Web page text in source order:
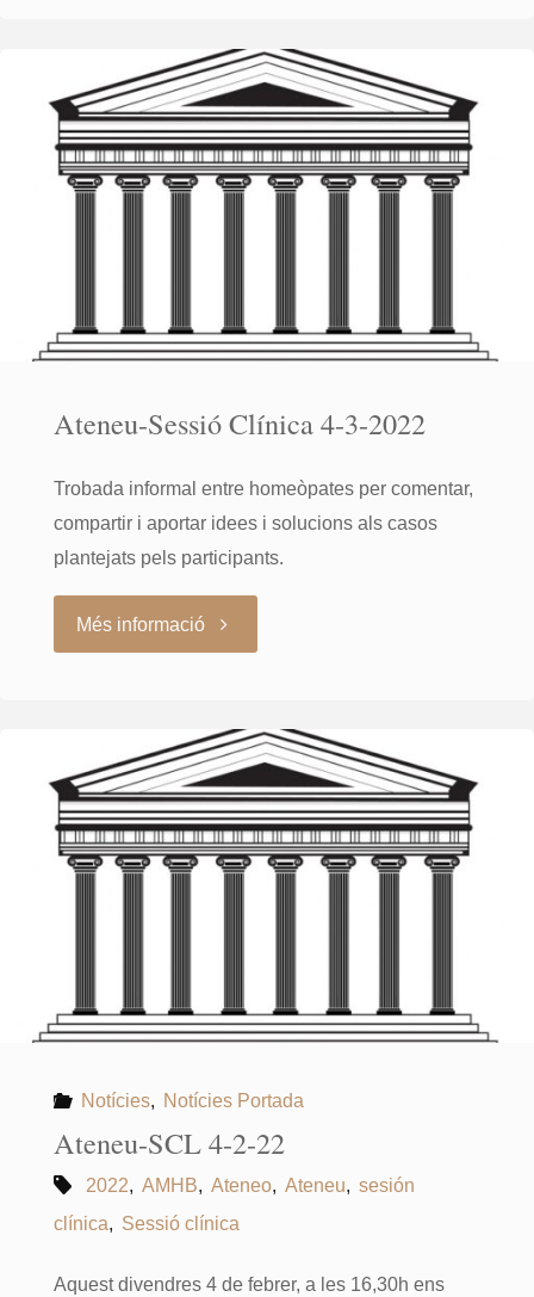
Clínica
1-
4-
Ateneu-Sessió Clínica 4-3-2022
Trobada informal entre homeòpates per comentar,
compartir i aportar idees i solucions als casos
plantejats pels participants.
Més informació"Ateneu-
Clínica
4-
3-
Notícies, Notícies Portada
Ateneu-SCL 4-2-22
2022, AMHB, Ateneo, Ateneu, sesión
clínica, Sessió clínica
Aquest divendres 4 de febrer, a les 16,30h ens